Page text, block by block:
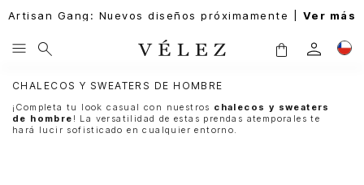
Artisan Gang: Nuevos diseños próximamente | Ver más
CHALECOS Y SWEATERS DE HOMBRE
¡Completa tu look casual con nuestros chalecos y sweaters
de hombre ! La versatilidad de estas prendas atemporales te
hará lucir sofisticado en cualquier entorno.